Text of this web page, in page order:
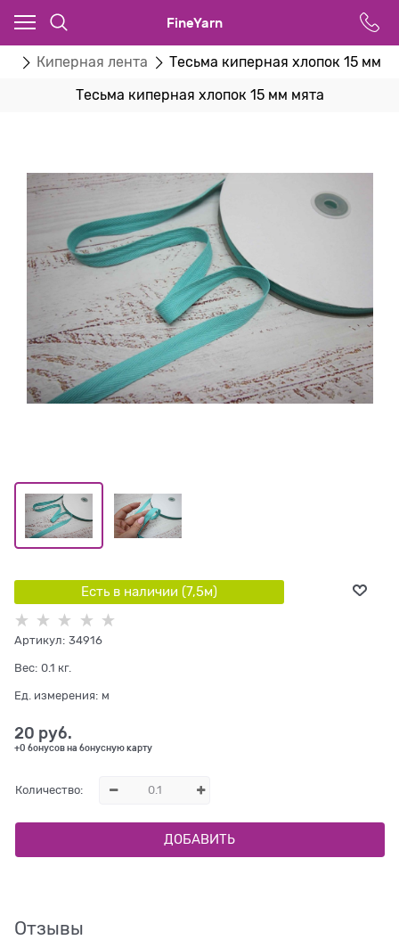
FineYarn
Киперная лента Тесьма киперная хлопок 15 мм
Тесьма киперная хлопок 15 мм мята
Есть в наличии (7,5м)
Артикул: 34916
Вес: 0.1 кг.
Ед. измерения: м
20 руб.
+0 бонусов на бонусную карту
Количество:
ДОБАВИТЬ
Отзывы